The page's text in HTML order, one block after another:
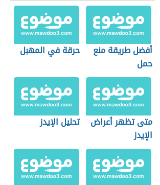
أفضل طريقة منع
حمل
حرقة في المهبل
متى تظهر أعراض
الإيدز
تحليل الإيدز